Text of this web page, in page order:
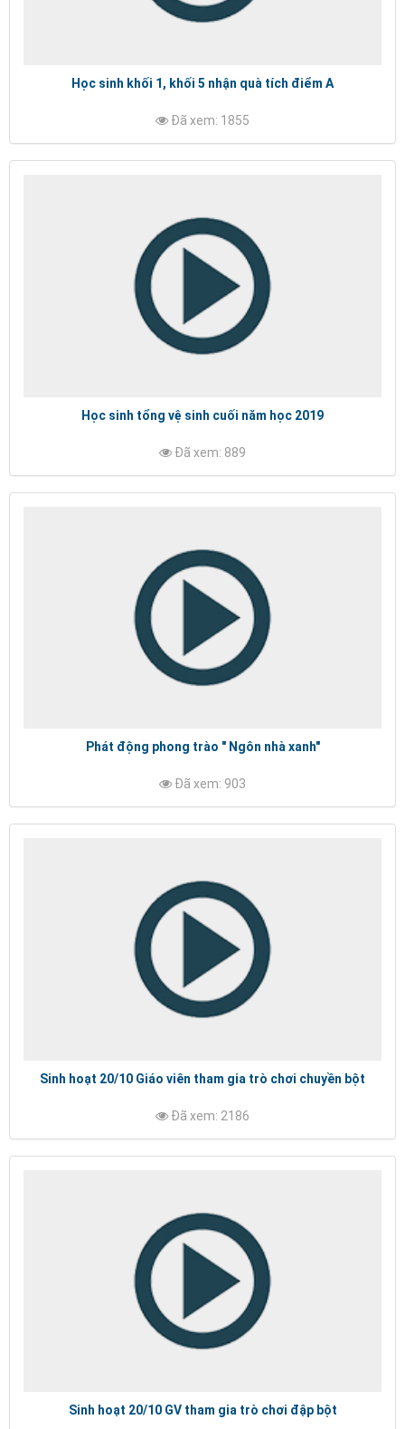
Học sinh khối 1, khối 5 nhận quà tích điểm A
Đã xem: 1855
Học sinh tổng vệ sinh cuối năm học 2019
Đã xem: 889
Phát động phong trào " Ngôn nhà xanh"
Đã xem: 903
Sinh hoạt 20/10 Giáo viên tham gia trò chơi chuyền bột
Đã xem: 2186
Sinh hoạt 20/10 GV tham gia trò chơi đập bột